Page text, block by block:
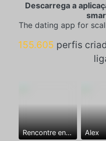
Descarrega a
The dating app for
155.605 perfis
Rencontre entre mecs Alex